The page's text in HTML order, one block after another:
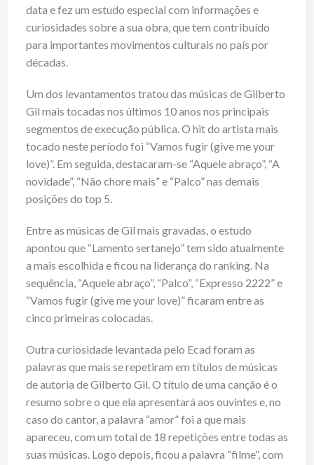
data e fez um estudo especial com informações e
curiosidades sobre a sua obra, que tem contribuído
para importantes movimentos culturais no país por
décadas.
Um dos levantamentos tratou das músicas de Gilberto
Gil mais tocadas nos últimos 10 anos nos principais
segmentos de execução pública. O hit do artista mais
tocado neste período foi “Vamos fugir (give me your
love)”. Em seguida, destacaram-se “Aquele abraço”, “A
novidade”, “Não chore mais” e “Palco” nas demais
posições do top 5.
Entre as músicas de Gil mais gravadas, o estudo
apontou que “Lamento sertanejo” tem sido atualmente
a mais escolhida e ficou na liderança do ranking. Na
sequência, “Aquele abraço”, “Palco”, “Expresso 2222” e
“Vamos fugir (give me your love)” ficaram entre as
cinco primeiras colocadas.
Outra curiosidade levantada pelo Ecad foram as
palavras que mais se repetiram em títulos de músicas
de autoria de Gilberto Gil. O título de uma canção é o
resumo sobre o que ela apresentará aos ouvintes e, no
caso do cantor, a palavra “amor” foi a que mais
apareceu, com um total de 18 repetições entre todas as
suas músicas. Logo depois, ficou a palavra “filme”, com